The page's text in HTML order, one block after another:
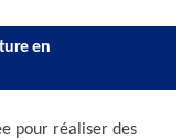
en
pour réaliser des